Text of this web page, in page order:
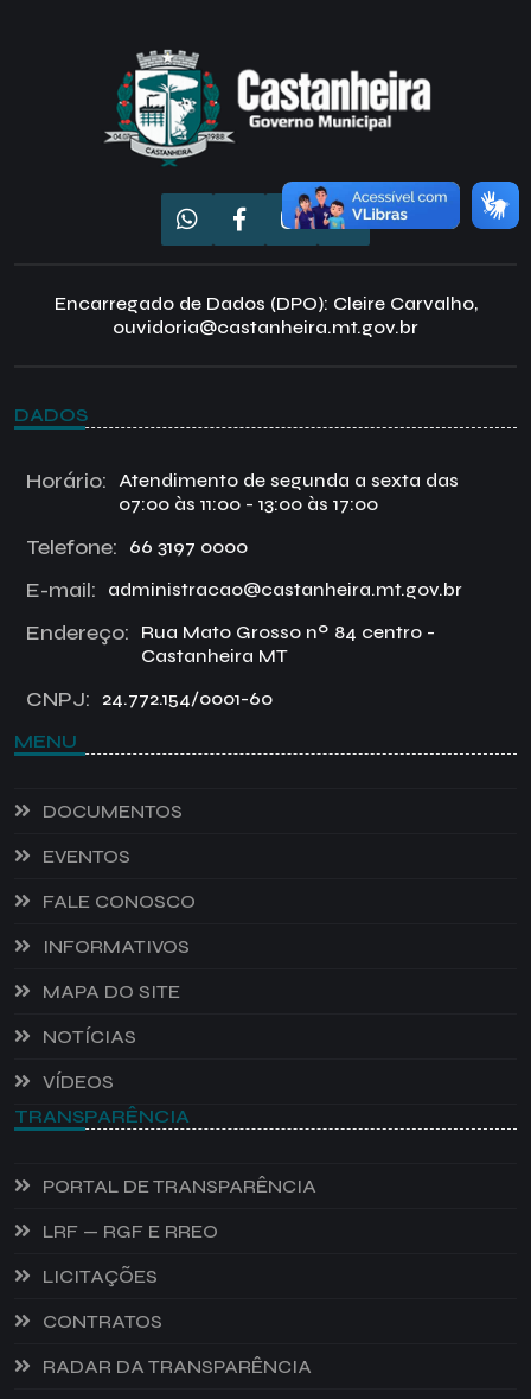
Encarregado de Dados (DPO): Cleire Carvalho,
ouvidoria@castanheira.mt.gov.br
DADOS
Horário:
Atendimento de segunda a sexta das
07:00 às 11:00 - 13:00 às 17:00
Telefone: 66 3197 0000
E-mail: administracao@castanheira.mt.gov.br
Endereço:
Rua Mato Grosso nº 84 centro -
Castanheira MT
CNPJ: 24.772.154/0001-60
MENU
DOCUMENTOS
EVENTOS
FALE CONOSCO
INFORMATIVOS
MAPA DO SITE
NOTÍCIAS
VÍDEOS
TRANSPARÊNCIA
PORTAL DE TRANSPARÊNCIA
LRF — RGF E RREO
LICITAÇÕES
CONTRATOS
RADAR DA TRANSPARÊNCIA